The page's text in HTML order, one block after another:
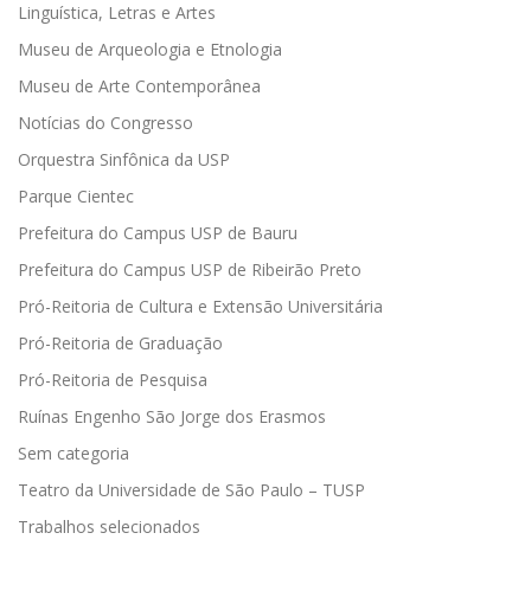
Linguística, Letras e Artes
Museu de Arqueologia e Etnologia
Museu de Arte Contemporânea
Notícias do Congresso
Orquestra Sinfônica da USP
Parque Cientec
Prefeitura do Campus USP de Bauru
Prefeitura do Campus USP de Ribeirão Preto
Pró-Reitoria de Cultura e Extensão Universitária
Pró-Reitoria de Graduação
Pró-Reitoria de Pesquisa
Ruínas Engenho São Jorge dos Erasmos
Sem categoria
Teatro da Universidade de São Paulo – TUSP
Trabalhos selecionados